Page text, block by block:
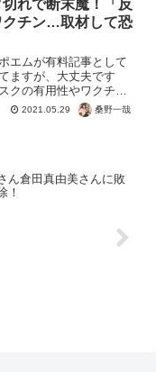
れで断末魔！「反
クチン…取材して恐
エムが有料記事として
ますが、大丈夫です
クの有用性やワクチン
かりとした根拠でもあ
したが。いやでもこの
2021.05.29 桑野一哉
ん倉田真由美さんに敗
！